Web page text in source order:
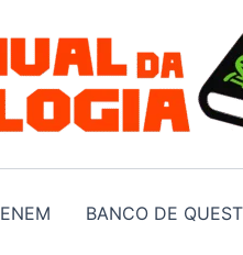
ENEM BANCO DE